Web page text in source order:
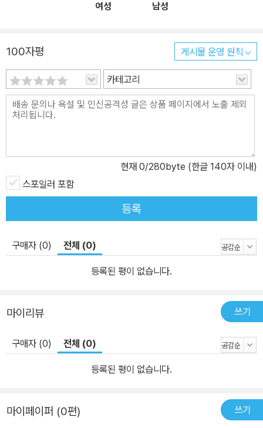
여성
남성
100자평 게시물 운영 원칙
카테고리
현재 0/280byte (한글 140자 이내)
스포일러 포함
등록
구매자 (0) 전체 (0)
등록된 평이 없습니다.
마이리뷰 쓰기
구매자 (0) 전체 (0)
등록된 평이 없습니다.
마이페이퍼 (0편) 쓰기